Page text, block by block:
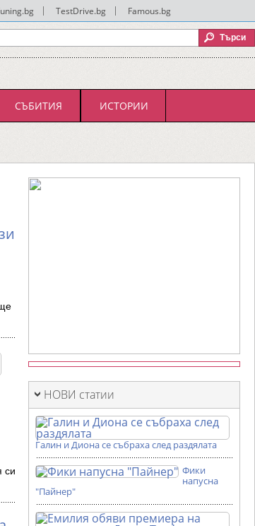
TestDrive.bg Famous.bg
СЪБИТИЯ ИСТОРИИ
си
НОВИ статии
Галин и Диона се събраха след раздялата
Фики
напусна
"Пайнер"